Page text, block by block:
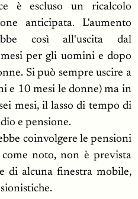
è escluso un ricalcolo
anticipata. L'aumento
così all'uscita dal
per gli uomini e dopo
Si può sempre uscire a
e 10 mesi le donne) ma in
mesi, il lasso di tempo di
e pensione.
coinvolgere le pensioni
noto, non è prevista
di alcuna finestra mobile,